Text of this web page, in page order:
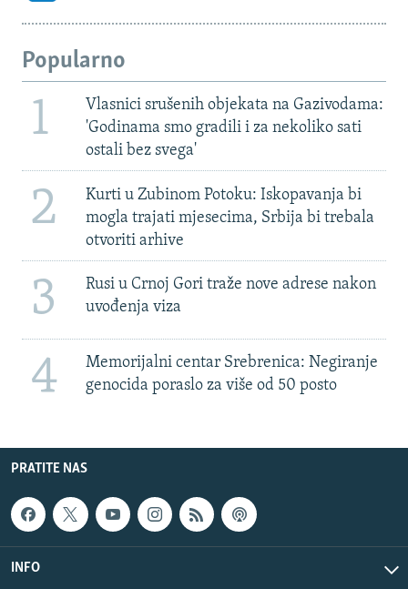
Popularno
1
Vlasnici srušenih objekata na Gazivodama:
'Godinama smo gradili i za nekoliko sati
ostali bez svega'
2
Kurti u Zubinom Potoku: Iskopavanja bi
mogla trajati mjesecima, Srbija bi trebala
otvoriti arhive
3
Rusi u Crnoj Gori traže nove adrese nakon
uvođenja viza
4
Memorijalni centar Srebrenica: Negiranje
genocida poraslo za više od 50 posto
PRATITE NAS
INFO